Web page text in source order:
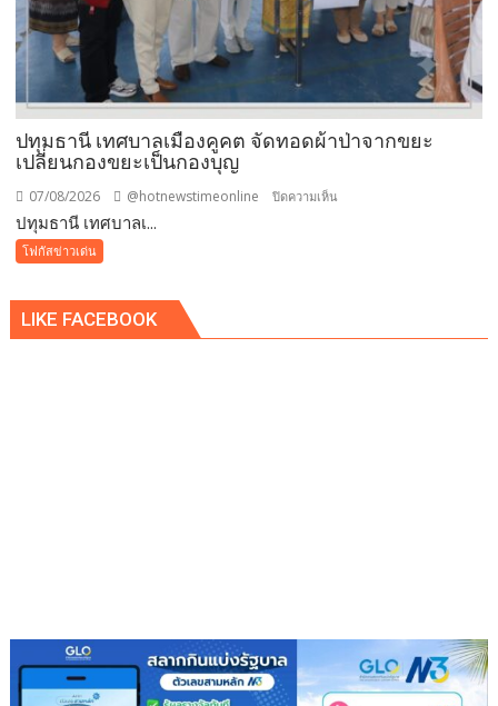
รับ
ซื้อ
ขั้น
ต่ำ
ปทุมธานี เทศบาลเมืองคูคต จัดทอดผ้าป่าจากขยะ
เปลี่ยนกองขยะเป็นกองบุญ
07/08/2026 @hotnewstimeonline ปิดความเห็น
ทอด
ปทุมธานี เทศบาลเ...
โฟกัสข่าวเด่น
LIKE FACEBOOK